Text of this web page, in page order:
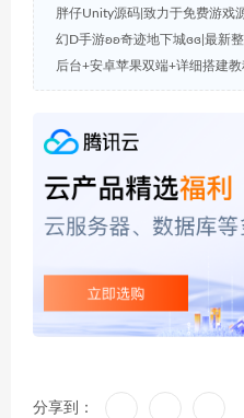
胖仔Unity源码|致力于免费游戏
幻D手游ʚʚ奇迹地下城ɞɞ|最新
后台+安卓苹果双端+详细搭建教
分享到：